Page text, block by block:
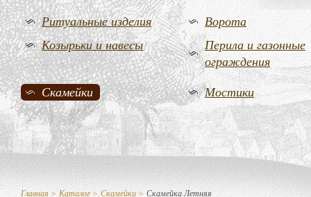
Ритуальные изделия
Ворота
Козырьки и навесы
Перила и газонные
ограждения
Скамейки Мостики
Главная > Каталог> Скамейки> Скамейка Летняя